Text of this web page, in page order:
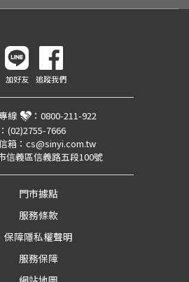
加好友 追蹤我們
線 ： 0800-211-922
(02)2755-7666
箱： cs@sinyi.com.tw
信義區信義路五段100號
門市據點
服務條款
保障隱私權聲明
服務保障